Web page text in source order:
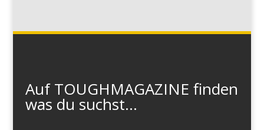
Auf TOUGHMAGAZINE finden
was du suchst...